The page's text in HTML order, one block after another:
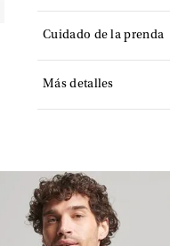
Cuidado de la prenda
Más detalles